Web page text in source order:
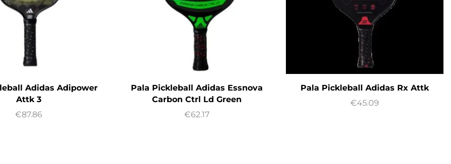
Adidas Adipower
Attk 3
€87.86
Pala Pickleball Adidas Essnova
Carbon Ctrl Ld Green
€62.17
Pala Pickleball Adidas Rx Attk
€45.09